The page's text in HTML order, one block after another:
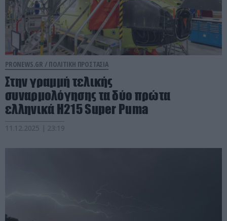
PRONEWS.GR / ΠΟΛΙΤΙΚΗ ΠΡΟΣΤΑΣΙΑ
Στην γραμμή τελικής
συναρμολόγησης τα δύο πρώτα
ελληνικά H215 Super Puma
11.12.2025 | 23:19